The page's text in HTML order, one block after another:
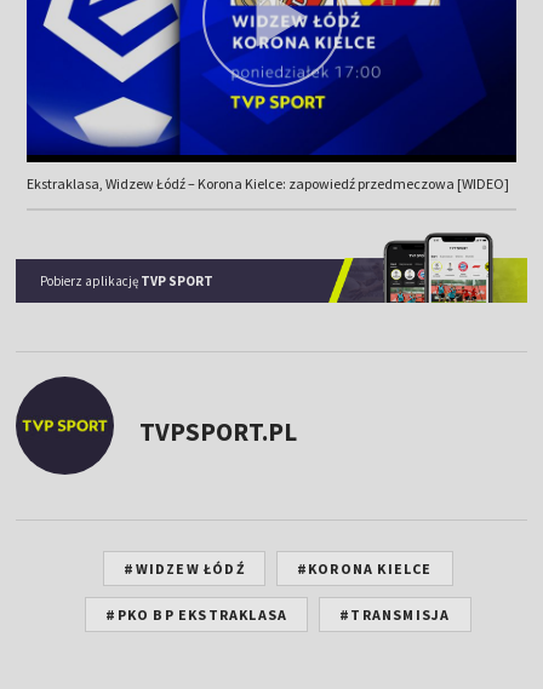
Ekstraklasa, Widzew Łódź – Korona Kielce: zapowiedź przedmeczowa [WIDEO]
Pobierz aplikację TVP SPORT
TVPSPORT.PL
#WIDZEW ŁÓDŹ #KORONA KIELCE
#PKO BP EKSTRAKLASA #TRANSMISJA